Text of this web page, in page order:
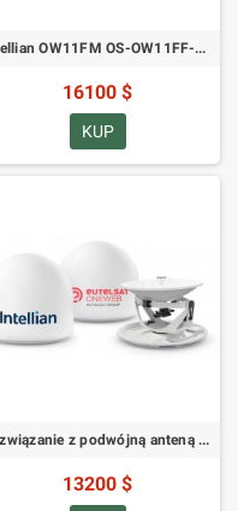
Intellian OW11FM OS-OW11FF-W Full Duplex OneWeb Enterprise Maritime Terminal użytkownika
16100 $
KUP
Rozwiązanie z podwójną anteną Intellian OW70L-Dac PS-OW70P-S2
13200 $